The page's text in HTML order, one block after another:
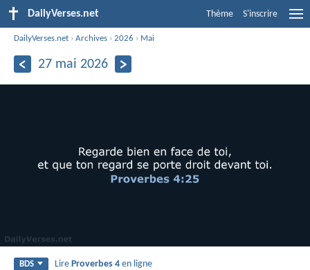
DailyVerses.net Thème S'inscrire
DailyVerses.net ›Archives ›2026 › Mai
27 mai 2026
BDS LireProverbes 4 en ligne